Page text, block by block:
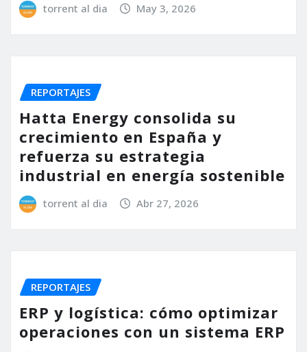
torrent al dia May 3, 2026
REPORTAJES
Hatta Energy consolida su
crecimiento en España y
refuerza su estrategia
industrial en energía sostenible
torrent al dia Abr 27, 2026
REPORTAJES
ERP y logística: cómo optimizar
operaciones con un sistema ERP